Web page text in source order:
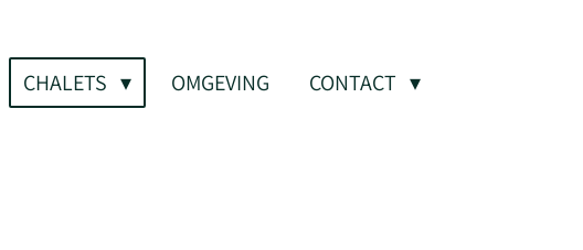
CHALETS OMGEVING CONTACT